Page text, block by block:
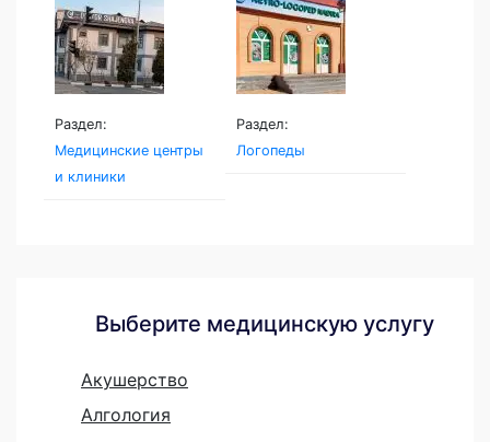
Раздел:
Медицинские центры
и клиники
Раздел:
Логопеды
Выберите медицинскую услугу
Акушерство
Алгология